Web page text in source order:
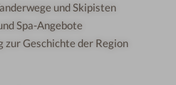
und Skipisten
Spa-Angebote
zur Geschichte der Region